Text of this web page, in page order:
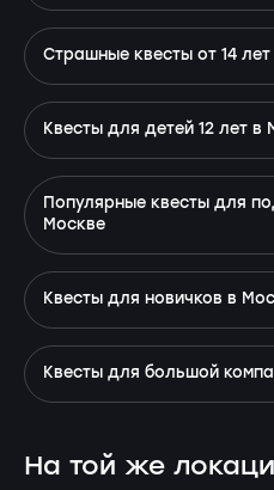
Страшные квесты от 14
Квесты для детей 12 лет в
Популярные квесты для
Москве
Квесты для новичков в
Квесты для большой
На той же